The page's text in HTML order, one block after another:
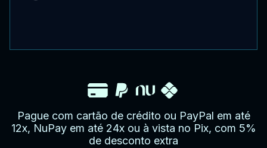
Pague com cartão de crédito ou PayPal em até
12x, NuPay em até 24x ou à vista no Pix, com 5%
de desconto extra